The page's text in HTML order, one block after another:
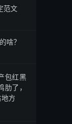
范文
啥？
包红黑
了，
方